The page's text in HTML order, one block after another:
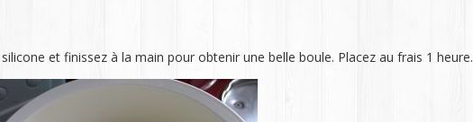
et finissez à la main pour obtenir une belle boule. Placez au frais 1 heure.